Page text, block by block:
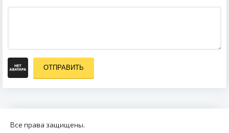
ОТПРАВИТЬ
Все права защищены.